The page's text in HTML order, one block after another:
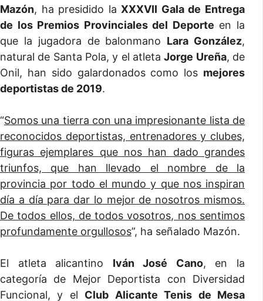
Mazón, ha presidido la XXXVII Gala de Entrega
de los Premios Provinciales del Deporte en la
que la jugadora de balonmano Lara González,
natural de Santa Pola, y el atletaJorge Ureña, de
Onil, han sido galardonados como los mejores
deportistas de 2019.
“Somos una tierra con una impresionante lista de
reconocidos deportistas, entrenadores y clubes,
figuras ejemplares que nos han dado grandes
triunfos, que han llevado el nombre de la
provincia por todo el mundo y que nos inspiran
día a día para dar lo mejor de nosotros mismos.
De todos ellos, de todos vosotros, nos sentimos
profundamente orgullosos”, ha señalado Mazón.
El atleta alicantino Iván José Cano, en la
categoría de Mejor Deportista con Diversidad
Funcional, y el Club Alicante Tenis de Mesa